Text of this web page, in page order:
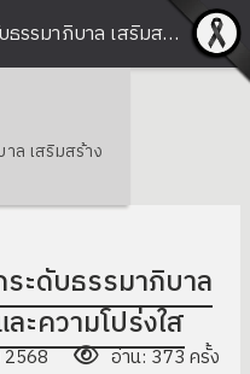
Safeguard Project ยกระดับธรรมาภิบาล เสริมสร้างคุณธรรมและความโปร่งใส | สวพส.
ล เสริมสร้าง
ะดับธรรมาภิบาล
ะความโปร่งใส
2568 อ่าน: 373 ครั้ง